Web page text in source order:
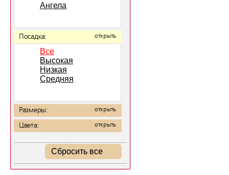
Ангела
Посадка: открыть
Все
Высокая
Низкая
Средняя
Размеры: открыть
Цвета: открыть
Сбросить все